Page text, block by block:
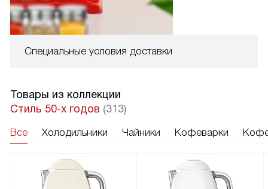
Специальные условия доставки
Товары из коллекции
Стиль 50-х годов (313)
Все Холодильники Чайники Кофеварки